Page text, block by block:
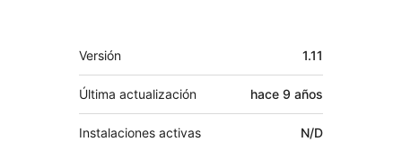
Meta
Versión 1.11
Última actualización hace 9 años
Instalaciones activas N/D